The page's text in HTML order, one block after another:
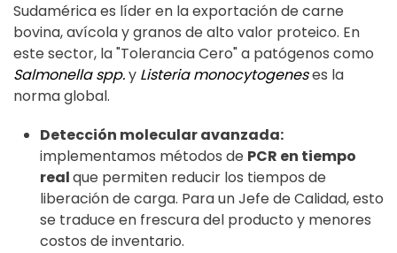
Sudamérica es líder en la exportación de carne
bovina, avícola y granos de alto valor proteico. En
este sector, la "Tolerancia Cero" a patógenos como
Salmonella spp.y Listeria monocytogeneses la
norma global.
Detección molecular avanzada:
implementamos métodos de PCR en tiempo
realque permiten reducir los tiempos de
liberación de carga. Para un Jefe de Calidad, esto
se traduce en frescura del producto y menores
costos de inventario.